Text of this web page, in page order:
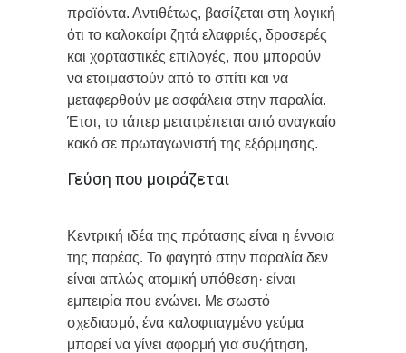
προϊόντα. Αντιθέτως, βασίζεται στη λογική
ότι το καλοκαίρι ζητά ελαφριές, δροσερές
και χορταστικές επιλογές, που μπορούν
να ετοιμαστούν από το σπίτι και να
μεταφερθούν με ασφάλεια στην παραλία.
Έτσι, το τάπερ μετατρέπεται από αναγκαίο
κακό σε πρωταγωνιστή της εξόρμησης.
Γεύση που μοιράζεται
Κεντρική ιδέα της πρότασης είναι η έννοια
της παρέας. Το φαγητό στην παραλία δεν
είναι απλώς ατομική υπόθεση· είναι
εμπειρία που ενώνει. Με σωστό
σχεδιασμό, ένα καλοφτιαγμένο γεύμα
μπορεί να γίνει αφορμή για συζήτηση,